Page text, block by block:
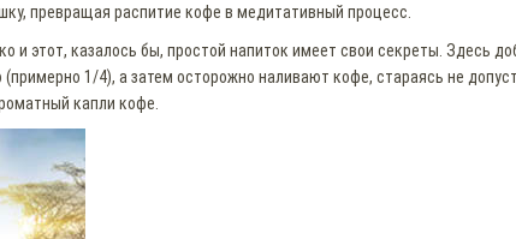
превращая распитие кофе в медитативный процесс.
этот, казалось бы, простой напиток имеет свои секреты. Здесь
1/4), а затем осторожно наливают кофе, стараясь не
капли кофе.